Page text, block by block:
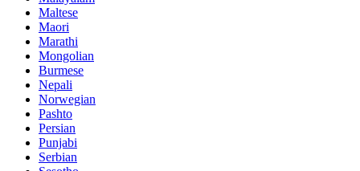
Maltese
Maori
Marathi
Mongolian
Burmese
Nepali
Norwegian
Pashto
Persian
Punjabi
Serbian